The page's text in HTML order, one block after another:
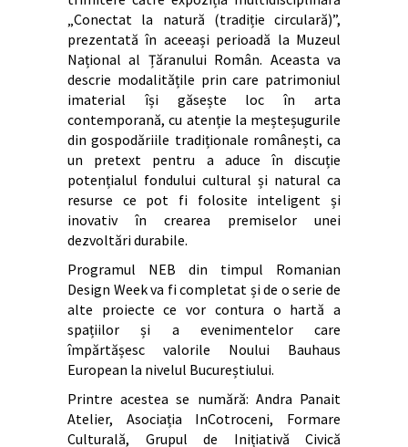
„Conectat la natură (tradiție circulară)”,
prezentată în aceeași perioadă la Muzeul
Național al Țăranului Român. Aceasta va
descrie modalitățile prin care patrimoniul
imaterial își găsește loc în arta
contemporană, cu atenție la meșteșugurile
din gospodăriile tradiționale românești, ca
un pretext pentru a aduce în discuție
potențialul fondului cultural și natural ca
resurse ce pot fi folosite inteligent și
inovativ în crearea premiselor unei
dezvoltări durabile.
Programul NEB din timpul Romanian
Design Week va fi completat și de o serie de
alte proiecte ce vor contura o hartă a
spațiilor și a evenimentelor care
împărtășesc valorile Noului Bauhaus
European la nivelul Bucureștiului.
Printre acestea se numără: Andra Panait
Atelier, Asociația InCotroceni, Formare
Culturală, Grupul de Inițiativă Civică